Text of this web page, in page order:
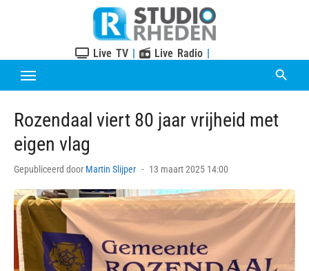
Live TV | Live Radio |
Rozendaal viert 80 jaar vrijheid met
eigen vlag
Gepubliceerd door Martin Slijper
Posted
13 maart 2025 14:00